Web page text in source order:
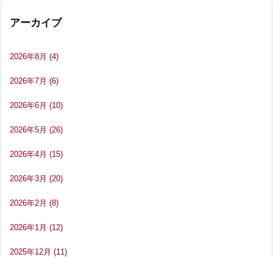
アーカイブ
2026年8月 (4)
2026年7月 (6)
2026年6月 (10)
2026年5月 (26)
2026年4月 (15)
2026年3月 (20)
2026年2月 (8)
2026年1月 (12)
2025年12月 (11)